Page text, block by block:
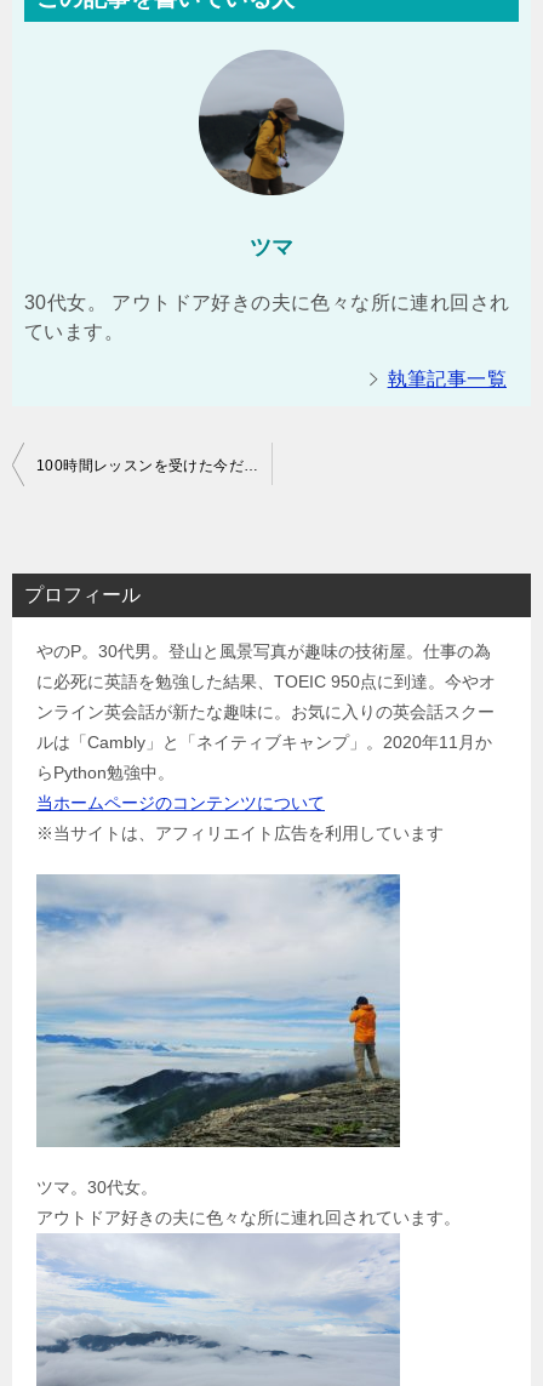
ツマ
30代女。 アウトドア好きの夫に色々な所に連れ回され
ています。
執筆記事一覧
投
ビ
ゲ
100時間レッスンを受けた今だから言えるオンライン英会話「ネイティブキャンプ」の10の魅力
プロフィール
やのP。30代男。登山と風景写真が趣味の技術屋。仕事の為
に必死に英語を勉強した結果、TOEIC 950点に到達。今やオ
ンライン英会話が新たな趣味に。お気に入りの英会話スクー
ルは「Cambly」と「ネイティブキャンプ」。2020年11月か
らPython勉強中。
当ホームページのコンテンツについて
※当サイトは、アフィリエイト広告を利用しています
ツマ。30代女。
アウトドア好きの夫に色々な所に連れ回されています。